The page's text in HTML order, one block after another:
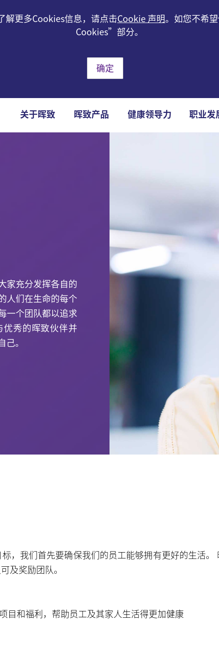
解更多Cookies信息，请点击Cookie 声明。如您不希
Cookies”部分。
确定
关于晖致 晖致产品 健康领导力 职业发
家充分发挥各自的
人们在生命的每个
一个团队都以追求
优秀的晖致伙伴并
己。
我们首先要确保我们的员工能够拥有更好的生活。
及奖励团队。
目和福利，帮助员工及其家人生活得更加健康